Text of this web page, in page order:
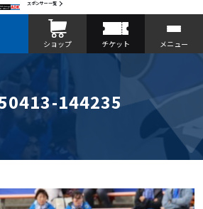
スポンサー一覧
ショップ チケット メニュー
144235